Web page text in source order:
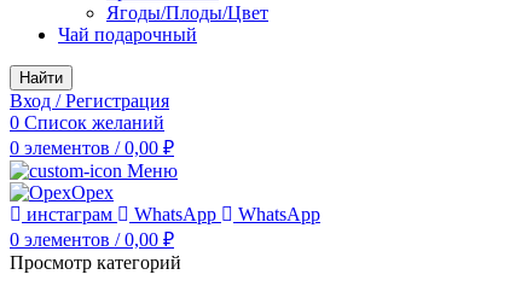
Ягоды/Плоды/Цвет
Чай подарочный
Найти
Вход / Регистрация
0 Список желаний
0 элементов / 0,00 ₽
Меню
инстаграм WhatsApp
WhatsApp
0 элементов / 0,00 ₽
Просмотр категорий